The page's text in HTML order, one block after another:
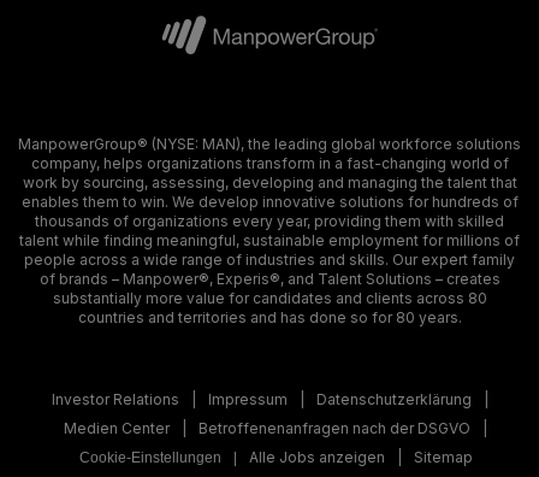
ManpowerGroup® (NYSE: MAN), the leading global workforce solutions
company, helps organizations transform in a fast-changing world of
work by sourcing, assessing, developing and managing the talent that
enables them to win. We develop innovative solutions for hundreds of
thousands of organizations every year, providing them with skilled
talent while finding meaningful, sustainable employment for millions of
people across a wide range of industries and skills. Our expert family
of brands – Manpower®, Experis®, and Talent Solutions – creates
substantially more value for candidates and clients across 80
countries and territories and has done so for 80 years.
Investor Relations Impressum
Datenschutzerklärung
Medien Center
Betroffenenanfragen nach der DSGVO
Cookie-Einstellungen Alle Jobs anzeigen Sitemap